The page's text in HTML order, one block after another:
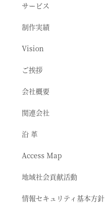
サービス
制作実績
Vision
ご挨拶
会社概要
関連会社
沿 革
Access Map
地域社会貢献活動
情報セキュリティ基本方針